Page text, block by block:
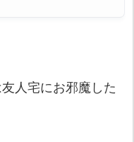
人宅にお邪魔した